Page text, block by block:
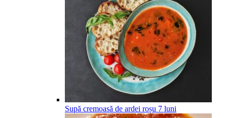
Supă cremoasă de ardei roșu 7 luni